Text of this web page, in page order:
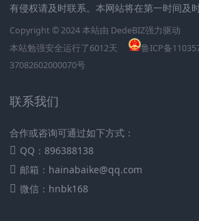
有侵权请及时联系。本网站将在第一时间及时
Copyright © 2024 本站由 DedeBIZ强力驱动
本站勉强安全运行了6012天 鲁ICP备
37082602000070号
联系我们
合作或咨询可通过如下方式：
QQ：896388138
邮箱：hainabaike@qq.com
微信：hnbk168